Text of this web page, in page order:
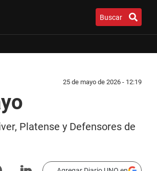
Buscar
25 de mayo de 2026 - 12:19
Platense y Defensores de